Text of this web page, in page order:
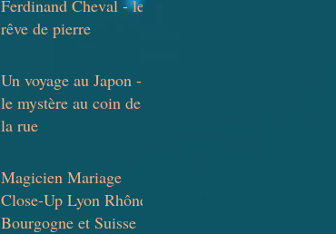
Ferdinand Cheval - le
rêve de pierre
Un voyage au Japon -
le mystère au coin de
la rue
Magicien Mariage
Close-Up Lyon Rhône
Bourgogne et Suisse